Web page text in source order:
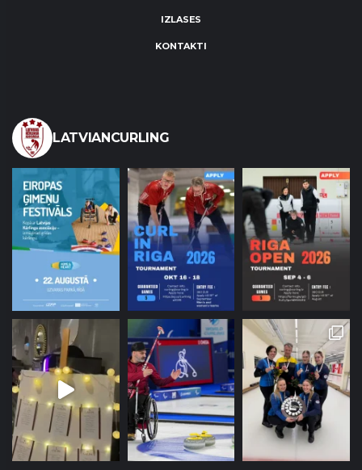
IZLASES
KONTAKTI
LATVIANCURLING